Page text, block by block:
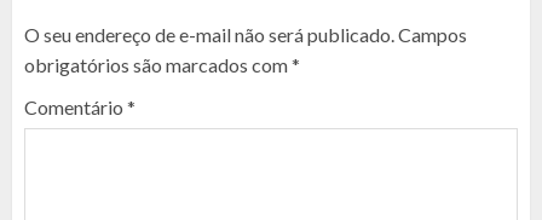
O seu endereço de e-mail não será publicado. Campos
obrigatórios são marcados com*
Comentário *